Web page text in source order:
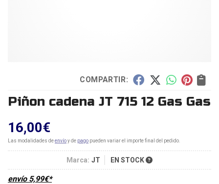
COMPARTIR:
Piñon cadena JT 715 12 Gas Gas
16,00€
Las modalidades deenvíoy de pago pueden variar el importe final del pedido.
Marca: JT EN STOCK
envío 5,99€*